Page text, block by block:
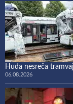
Huda nesreča
06.08.2026